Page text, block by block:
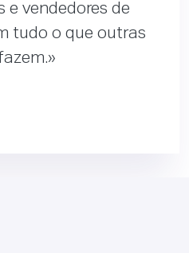
e vendedores de
tudo o que outras